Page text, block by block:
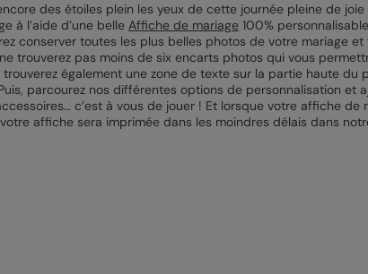
des étoiles plein les yeux de cette journée pleine de
à l’aide d’une belle Affiche de mariage100%
conserver toutes les plus belles photos de votre mariage
trouverez pas moins de six encarts photos qui vous
trouverez également une zone de texte sur la partie haute
parcourez nos différentes options de personnalisation et
c’est à vous de jouer ! Et lorsque votre affiche de
affiche sera imprimée dans les moindres délais dans